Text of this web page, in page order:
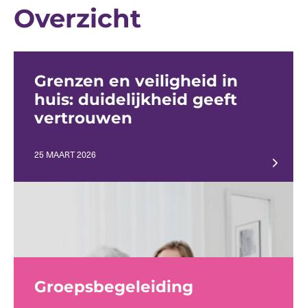
Overzicht
Grenzen en veiligheid in
huis: duidelijkheid geeft
vertrouwen
25 MAART 2026
Groepsbegeleiding